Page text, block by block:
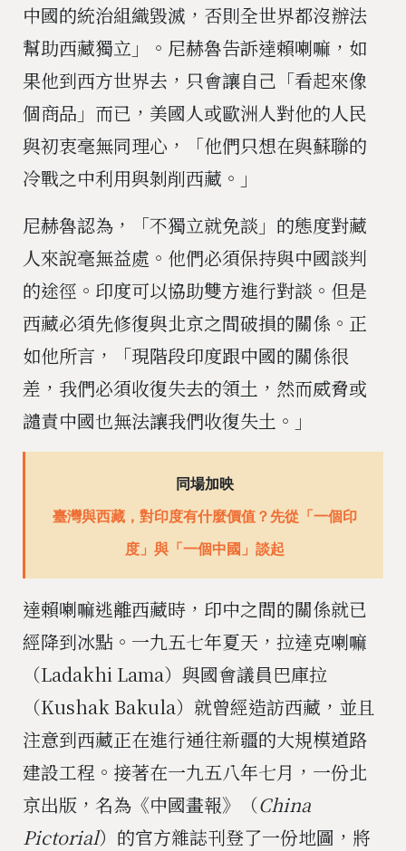
中國的統治組織毀滅，否則全世界都沒辦法
幫助西藏獨立」。尼赫魯告訴達賴喇嘛，如
果他到西方世界去，只會讓自己「看起來像
個商品」而已，美國人或歐洲人對他的人民
與初衷毫無同理心，「他們只想在與蘇聯的
冷戰之中利用與剝削西藏。」
尼赫魯認為，「不獨立就免談」的態度對藏
人來說毫無益處。他們必須保持與中國談判
的途徑。印度可以協助雙方進行對談。但是
西藏必須先修復與北京之間破損的關係。正
如他所言，「現階段印度跟中國的關係很
差，我們必須收復失去的領土，然而威脅或
譴責中國也無法讓我們收復失土。」
同場加映
臺灣與西藏，對印度有什麼價值？先從「一個印
度」與「一個中國」談起
達賴喇嘛逃離西藏時，印中之間的關係就已
經降到冰點。一九五七年夏天，拉達克喇嘛
（Ladakhi Lama）與國會議員巴庫拉
（Kushak Bakula）就曾經造訪西藏，並且
注意到西藏正在進行通往新疆的大規模道路
建設工程。接著在一九五八年七月，一份北
京出版，名為《中國畫報》（China
Pictorial）的官方雜誌刊登了一份地圖，將